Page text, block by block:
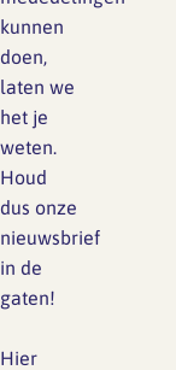
kunnen
doen,
laten we
het je
weten.
Houd
dus onze
nieuwsbrief
in de
gaten!
Hier